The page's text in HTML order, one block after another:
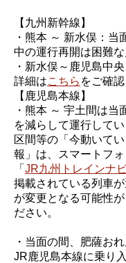
【九州新幹線】
・熊本 ～ 新水俣：
中の運行再開は困難な
・新水俣～鹿児島中
詳細はこちら をご確認
【鹿児島本線】
・熊本 ～ 宇土間は
を減らして運行してい
区間等の「今動いて
報」は、スマートフ
「JR九州トレインナ
掲載されている列車
が変更となる可能性
ださい。
・当面の間、肥薩お
JR鹿児島本線に乗り